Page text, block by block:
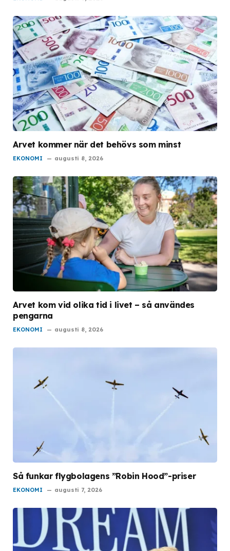
Arvet kommer när det behövs som minst
EKONOMI augusti 8, 2026
Arvet kom vid olika tid i livet – så användes
pengarna
EKONOMI augusti 8, 2026
Så funkar flygbolagens ”Robin Hood”-priser
EKONOMI augusti 7, 2026